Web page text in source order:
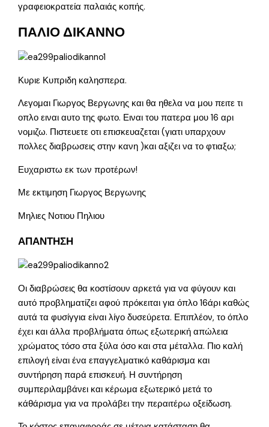
γραφειοκρατεία παλαιάς κοπής.
ΠΑΛΙΟ ΔΙΚΑΝΝΟ
Κυριε Κυπριδη καλησπερα.
Λεγομαι Γιωργος Βεργωνης και θα ηθελα να μου πειτε τι
οπλο ειναι αυτο της φωτο. Ειναι του πατερα μου 16 αρι
νομιζω. Πιστευετε οτι επισκευαζεται (γιατι υπαρχουν
πολλες διαβρωσεις στην κανη )και αξιζει να το φτιαξω;
Ευχαριστω εκ των προτέρων!
Με εκτιμηση Γιωργος Βεργωνης
Μηλιες Νοτιου Πηλιου
ΑΠΑΝΤΗΣΗ
Οι διαβρώσεις θα κοστίσουν αρκετά για να φύγουν και
αυτό προβληματίζει αφού πρόκειται για όπλο 16άρι καθώς
αυτά τα φυσίγγια είναι λίγο δυσεύρετα. Επιπλέον, το όπλο
έχει και άλλα προβλήματα όπως εξωτερική απώλεια
χρώματος τόσο στα ξύλα όσο και στα μέταλλα. Πιο καλή
επιλογή είναι ένα επαγγελματικό καθάρισμα και
συντήρηση παρά επισκευή. Η συντήρηση
συμπεριλαμβάνει και κέρωμα εξωτερικό μετά το
κάθάρισμα για να προλάβει την περαιτέρω οξείδωση.